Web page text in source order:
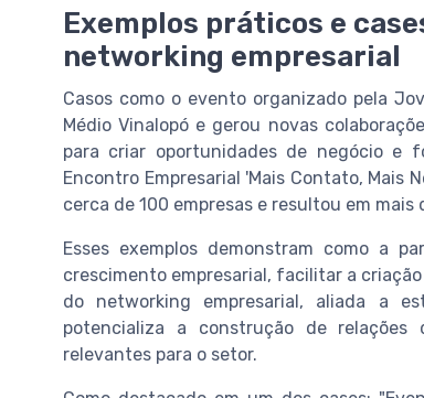
Exemplos práticos e
networking empresarial
Casos como o evento organizado pela
Médio Vinalopó e gerou novas
para criar oportunidades de negócio e
Encontro Empresarial 'Mais Contato, Mais
cerca de 100 empresas e resultou em
Esses exemplos demonstram como a
crescimento empresarial, facilitar a
do networking empresarial, aliada a
potencializa a construção de
relevantes para o setor.